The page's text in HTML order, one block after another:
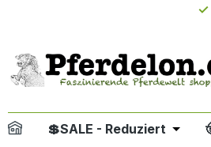
Zur Hauptnavigation springen
💲SALE - Reduziert Öffne